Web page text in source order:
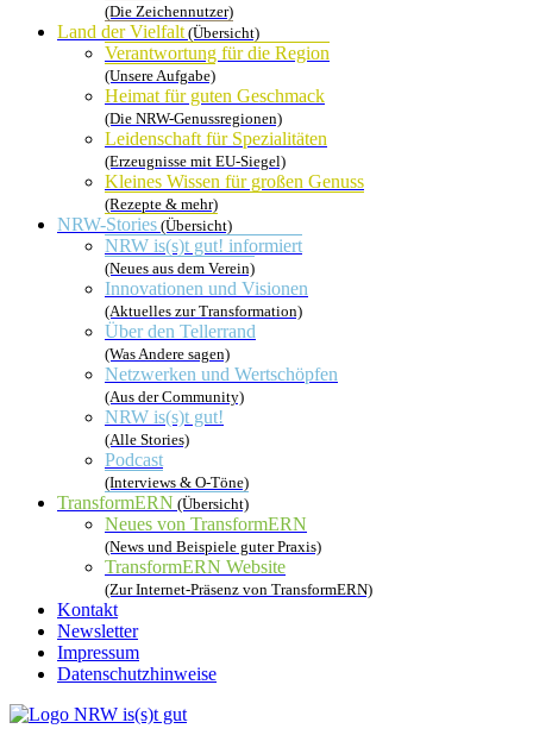
(Die Zeichennutzer)
Land der Vielfalt(Übersicht)
Verantwortung für die Region
(Unsere Aufgabe)
Heimat für guten Geschmack
(Die NRW-Genussregionen)
Leidenschaft für Spezialitäten
(Erzeugnisse mit EU-Siegel)
Kleines Wissen für großen Genuss
(Rezepte & mehr)
NRW-Stories (Übersicht)
NRW is(s)t gut! informiert
(Neues aus dem Verein)
Innovationen und Visionen
(Aktuelles zur Transformation)
Über den Tellerrand
(Was Andere sagen)
Netzwerken und Wertschöpfen
(Aus der Community)
NRW is(s)t gut!
(Alle Stories)
Podcast
(Interviews & O-Töne)
TransformERN (Übersicht)
Neues von TransformERN
(News und Beispiele guter Praxis)
TransformERN Website
(Zur Internet-Präsenz von TransformERN)
Kontakt
Newsletter
Impressum
Datenschutzhinweise